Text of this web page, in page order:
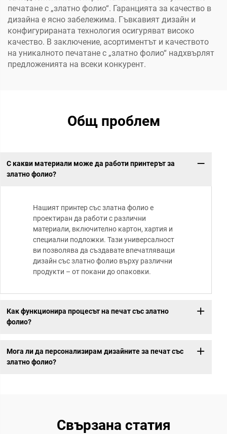
печатане с „златно фолио“. Гаранцията за качество в
дизайна е ясно забележима. Гъвкавият дизайн и
конфигурираната технология осигуряват високо
качество. В заключение, асортиментът и качеството
на уникалното печатане с „златно фолио“ надхвърлят
предложенията на всеки конкурент.
Общ проблем
С какви материали може да работи принтерът за
златно фолио?
Нашият принтер със златна фолио е
проектиран да работи с различни
материали, включително картон, хартия и
специални подложки. Тази универсалност
ви позволява да създавате впечатляващи
дизайн със златно фолио върху различни
продукти – от покани до опаковки.
Как функционира процесът на печат със златно
фолио?
Мога ли да персонализирам дизайните за печат със
златно фолио?
Свързана статия